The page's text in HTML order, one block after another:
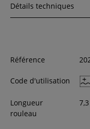
Détails techniques
Référence
Code d'utilisation
Longueur
rouleau